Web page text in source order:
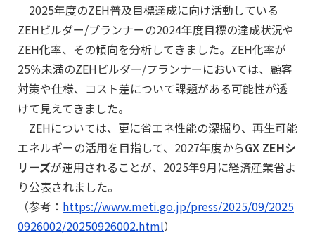
2025年度のZEH普及目標達成に向け活動している
ZEHビルダー/プランナーの2024年度目標の達成状況や
ZEH化率、その傾向を分析してきました。ZEH化率が
25％未満のZEHビルダー/プランナーにおいては、顧客
対策や仕様、コスト差について課題がある可能性が透
けて見えてきました。
ZEHについては、更に省エネ性能の深掘り、再生可能
エネルギーの活用を目指して、2027年度からGX ZEHシ
リーズが運用されることが、2025年9月に経済産業省よ
り公表されました。
（参考： https://www.meti.go.jp/press/2025/09/2025
0926002/20250926002.html）